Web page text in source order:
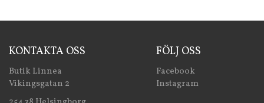
KONTAKTA OSS
Butik Linnea
Vikingsgatan 2
FÖLJ OSS
Facebook
Instagram